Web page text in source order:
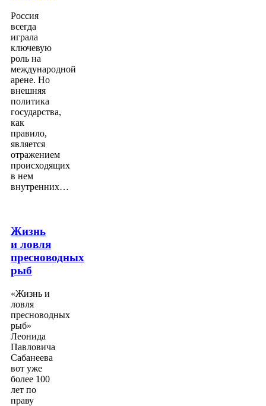
Россия
всегда
играла
ключевую
роль на
международной
арене. Но
внешняя
политика
государства,
как
правило,
является
отражением
происходящих
в нем
внутренних…
Жизнь
и ловля
пресноводных
рыб
«Жизнь и
ловля
пресноводных
рыб»
Леонида
Павловича
Сабанеева
вот уже
более 100
лет по
праву